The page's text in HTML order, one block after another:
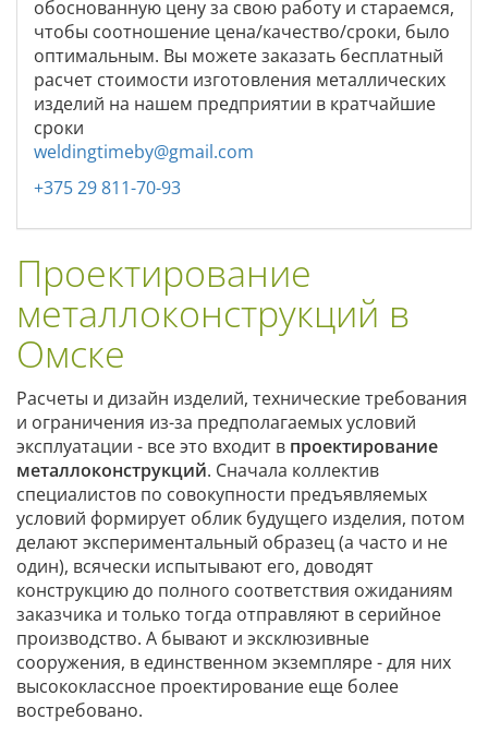
обоснованную цену за свою работу и стараемся,
чтобы соотношение цена/качество/сроки, было
оптимальным. Вы можете заказать бесплатный
расчет стоимости изготовления металлических
изделий на нашем предприятии в кратчайшие
сроки
weldingtimeby@gmail.com
+375 29 811-70-93
Проектирование
металлоконструкций в
Омске
Расчеты и дизайн изделий, технические требования
и ограничения из-за предполагаемых условий
эксплуатации - все это входит в проектирование
металлоконструкций. Сначала коллектив
специалистов по совокупности предъявляемых
условий формирует облик будущего изделия, потом
делают экспериментальный образец (а часто и не
один), всячески испытывают его, доводят
конструкцию до полного соответствия ожиданиям
заказчика и только тогда отправляют в серийное
производство. А бывают и эксклюзивные
сооружения, в единственном экземпляре - для них
высококлассное проектирование еще более
востребовано.